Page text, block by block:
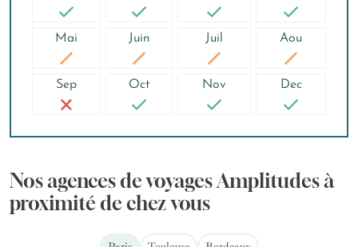
Mai Juin Juil Aou
Sep Oct Nov Dec
Nos agences de voyages Amplitudes à
proximité de chez vous